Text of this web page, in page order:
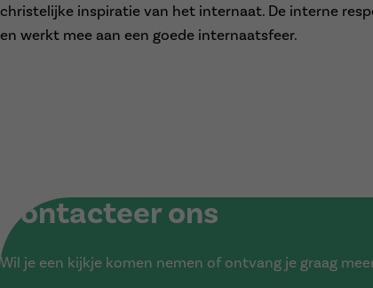
christelijke inspiratie van het internaat. De interne
en werkt mee aan een goede internaatsfeer.
Contacteer ons
Wil je een kijkje komen nemen of ontvang je graag